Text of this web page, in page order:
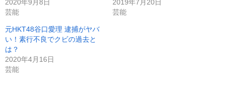
2020年9月8日
芸能
2019年7月20日
芸能
元HKT48谷口愛理 逮捕がヤバ
い！素行不良でクビの過去と
は？
2020年4月16日
芸能